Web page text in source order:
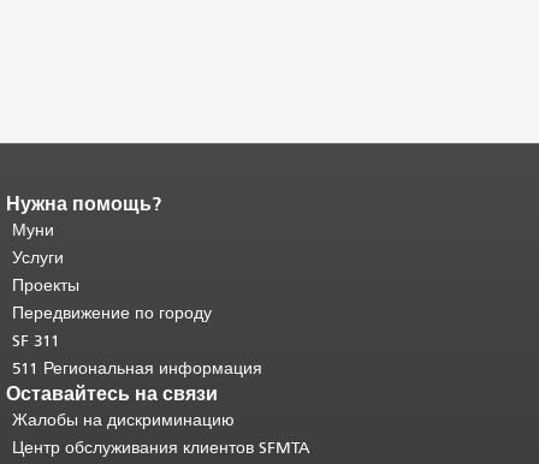
Конец содержимого
страницы.
страницы повторяется на каждой
странице.
основного содержимого .
Нужна помощь?
Муни
Услуги
Проекты
Передвижение по городу
SF 311
511 Региональная информация
Оставайтесь на связи
Жалобы на дискриминацию
Центр обслуживания клиентов SFMTA